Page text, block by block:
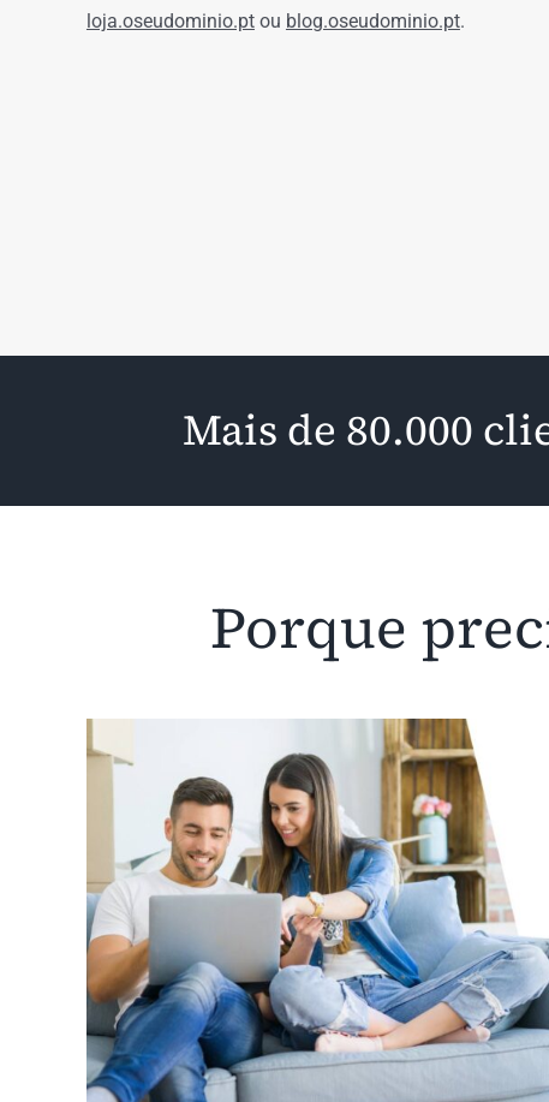
loja.oseudominio.ptou blog.oseudominio.pt.
Mais de 80.000
Porque